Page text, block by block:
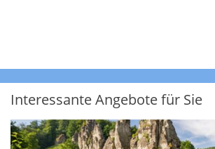
Interessante Angebote für Sie